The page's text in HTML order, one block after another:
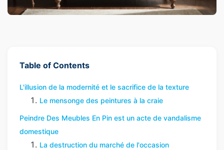
Table of Contents
L'illusion de la modernité et le sacrifice de la texture
Le mensonge des peintures à la craie
Peindre Des Meubles En Pin est un acte de vandalisme
domestique
La destruction du marché de l'occasion